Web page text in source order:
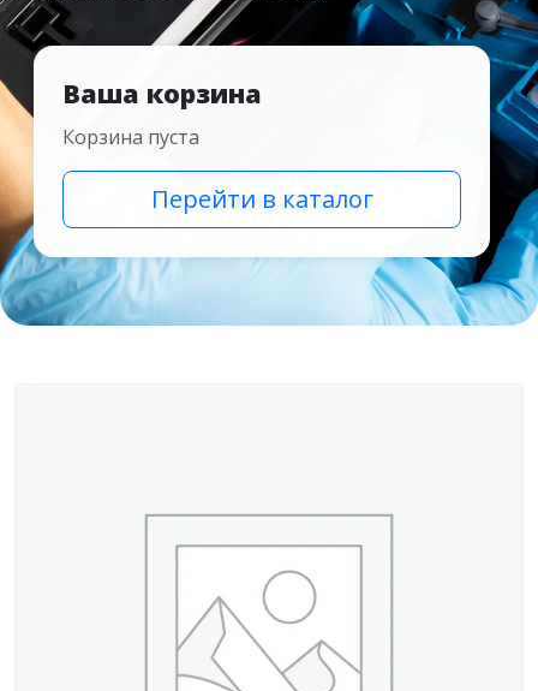
Ваша корзина
Корзина пуста
Перейти в каталог